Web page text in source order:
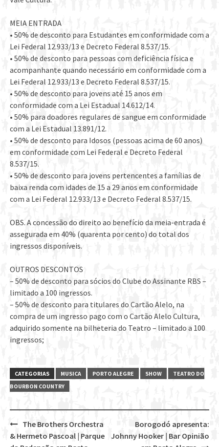
MEIA ENTRADA
• 50% de desconto para Estudantes em conformidade com a
Lei Federal 12.933/13 e Decreto Federal 8.537/15.
• 50% de desconto para pessoas com deficiência física e
acompanhante quando necessário em conformidade com a
Lei Federal 12.933/13 e Decreto Federal 8.537/15.
• 50% de desconto para jovens até 15 anos em
conformidade com a Lei Estadual 14.612/14.
• 50% para doadores regulares de sangue em conformidade
com a Lei Estadual 13.891/12.
• 50% de desconto para Idosos (pessoas acima de 60 anos)
em conformidade com Lei Federal e Decreto Federal
8.537/15.
• 50% de desconto para jovens pertencentes a famílias de
baixa renda com idades de 15 a 29 anos em conformidade
com a Lei Federal 12.933/13 e Decreto Federal 8.537/15.
OBS. A concessão do direito ao benefício da meia-entrada é
assegurada em 40% (quarenta por cento) do total dos
ingressos disponíveis.
OUTROS DESCONTOS
– 50% de desconto para sócios do Clube do Assinante RBS –
limitado a 100 ingressos.
– 50% de desconto para titulares do Cartão Alelo, na
compra de um ingresso pago com o Cartão Alelo Cultura,
adquirido somente na bilheteria do Teatro – limitado a 100
ingressos;
CATEGORIAS MUSICA PORTO ALEGRE SHOW
TEATRO DO
BOURBON COUNTRY
Post
Borogodó apresenta:
Johnny Hooker | Bar Opinião
The Brothers Orchestra
& Hermeto Pascoal | Parque